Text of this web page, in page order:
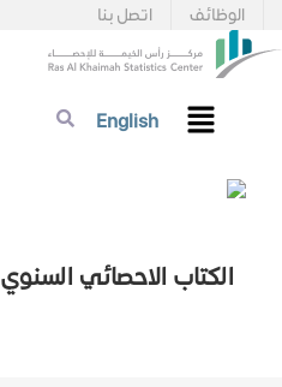
اتصل بنا الوظائف
English
الكتاب الاحصائي السنوي